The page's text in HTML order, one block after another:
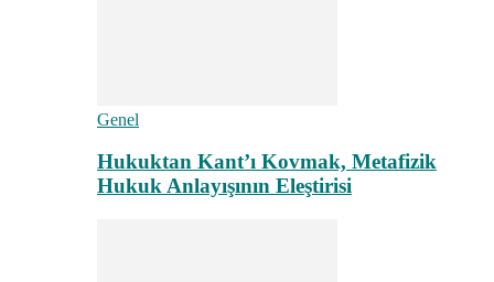
Genel
Hukuktan Kant’ı Kovmak, Metafizik
Hukuk Anlayışının Eleştirisi